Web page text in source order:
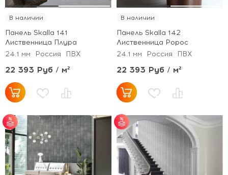
В наличии
Панель Skalla 141
Лиственница Плура
24.1 мм
Россия ПВХ
22 393 Руб / м²
В наличии
Панель Skalla 142
Лиственница Ророс
24.1 мм
Россия ПВХ
22 393 Руб / м²
от 30 м² - скидка 5%;
от 50 м² - скидка 7%;
от 100 м² - скидка
от 30 м² - скидка 5%;
от 50 м² - скидка 7%;
от 100 м² - скидка